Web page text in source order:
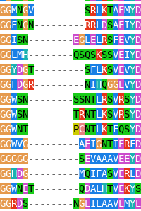
GGMNGV---------SRL KTAEMYD
GGFNGN---------RRL DSAEIYD
GGISN--------EGL EL RSFEVYD
GGLMH--------QSQSKSSVEIYD
GGYDGT---------SFL KSVEVYD
GGFDGR---------NIHQGGEVYD
GGWSN--------SSNTL RSVRSYD
GGWSN--------TRNTL KSVRSYD
GGWNT--------PCNTL KTFQSYD
GGWVG---------AEIGNTIERFD
GGGGG---------SEVAAAVEEYD
GGHDG---------MQIFASVERL D
GGWNET--------QDAL HTVEKYS
GGRDS--------NGEILAAVEMYE